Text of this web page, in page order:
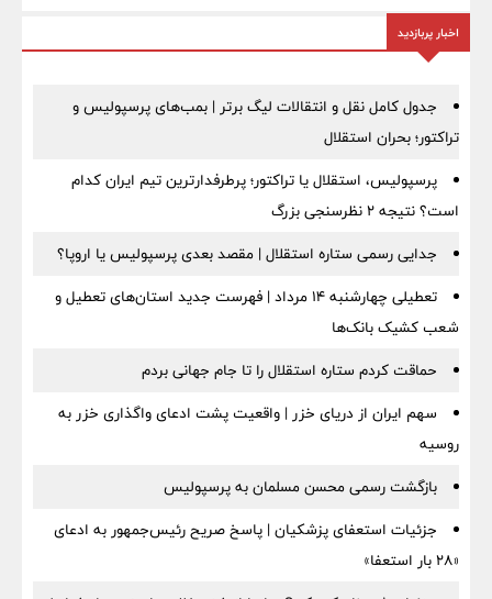
اخبار پربازدید
جدول کامل نقل و انتقالات لیگ برتر | بمب‌های پرسپولیس و
تراکتور؛ بحران استقلال
پرسپولیس، استقلال یا تراکتور؛ پرطرفدارترین تیم ایران کدام
است؟ نتیجه ۲ نظرسنجی بزرگ
جدایی رسمی ستاره استقلال | مقصد بعدی پرسپولیس یا اروپا؟
تعطیلی چهارشنبه ۱۴ مرداد | فهرست جدید استان‌های تعطیل و
شعب کشیک بانک‌ها
حماقت کردم ستاره استقلال را تا جام جهانی بردم
سهم ایران از دریای خزر | واقعیت پشت ادعای واگذاری خزر به
روسیه
بازگشت رسمی محسن مسلمان به پرسپولیس
جزئیات استعفای پزشکیان | پاسخ صریح رئیس‌جمهور به ادعای
«۲۸ بار استعفا»